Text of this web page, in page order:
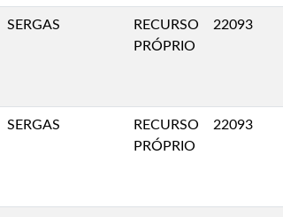
SERGAS
RECURSO
PRÓPRIO
22093
SERGAS
RECURSO
PRÓPRIO
22093